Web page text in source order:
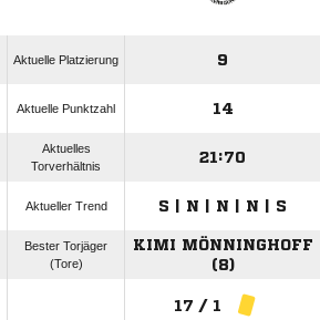
Aktuelle Platzierung 9
Aktuelle Punktzahl 14
Aktuelles
Torverhältnis
21:70
Aktueller Trend S | N | N | N | S
Bester Torjäger
(Tore)
KIMI MÖNNINGHOFF
(8)
17 / 1